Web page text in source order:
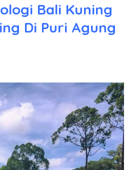
Bali Kuning
Di Puri Agung